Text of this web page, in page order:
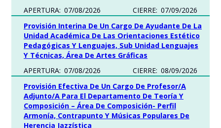
APERTURA: 07/08/2026 CIERRE: 07/09/2026
Provisión Interina De Un Cargo De Ayudante De La
Unidad Académica De Las Orientaciones Estético
Pedagógicas Y Lenguajes, Sub Unidad Lenguajes
Y Técnicas, Área De Artes Gráficas
APERTURA: 07/08/2026 CIERRE: 08/09/2026
Provisión Efectiva De Un Cargo De Profesor/a
Adjunto/a Para El Departamento De Teoría Y
Composición – Área De Composición- Perfil
Armonía, Contrapunto Y Músicas Populares De
Herencia Jazzística